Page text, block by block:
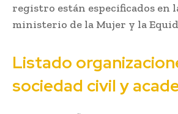
registro están especificados en
ministerio de la Mujer y la
Listado
sociedad civil y